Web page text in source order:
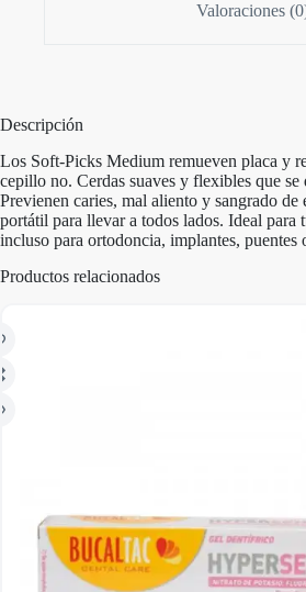
Valoraciones
Descripción
Los Soft-Picks Medium remueven placa y
cepillo no. Cerdas suaves y flexibles que se
Previenen caries, mal aliento y sangrado de
portátil para llevar a todos lados. Ideal para
incluso para ortodoncia, implantes, puentes
Productos relacionados